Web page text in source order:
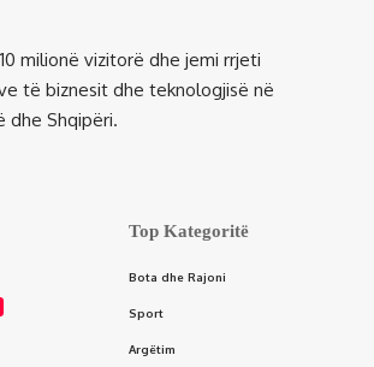
milionë vizitorë dhe jemi rrjeti
të biznesit dhe teknologjisë në
dhe Shqipëri.
Top Kategoritë
Bota dhe Rajoni
Sport
Argëtim